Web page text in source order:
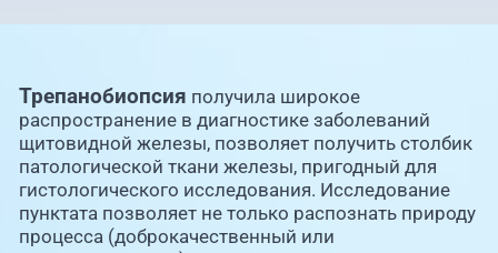
Трепанобиопсия получила широкое
распространение в диагностике заболеваний
щитовидной железы, позволяет получить столбик
патологической ткани железы, пригодный для
гистологического исследования. Исследование
пунктата позволяет не только распознать природу
процесса (доброкачественный или